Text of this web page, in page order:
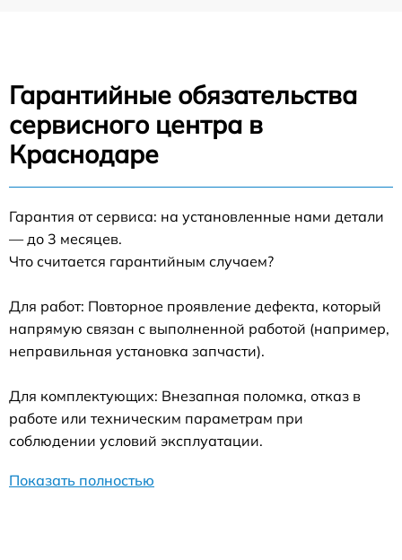
Гарантийные обязательства
сервисного центра в
Краснодаре
Гарантия от сервиса: на установленные нами детали
— до 3 месяцев.
Что считается гарантийным случаем?
Для работ: Повторное проявление дефекта, который
напрямую связан с выполненной работой (например,
неправильная установка запчасти).
Для комплектующих: Внезапная поломка, отказ в
работе или техническим параметрам при
соблюдении условий эксплуатации.
Показать полностью